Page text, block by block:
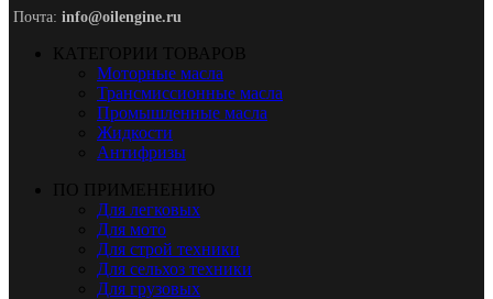
Почта: info@oilengine.ru
КАТЕГОРИИ ТОВАРОВ
Моторные масла
Трансмиссионные масла
Промышленные масла
Жидкости
Антифризы
ПО ПРИМЕНЕНИЮ
Для легковых
Для мото
Для строй техники
Для сельхоз техники
Для грузовых